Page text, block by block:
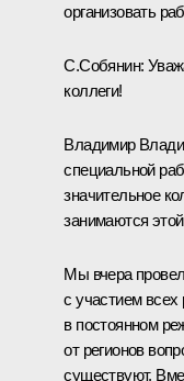
организовать
С.Собянин:
коллеги!
Владимир
специальной
значительное
занимаются
Мы вчера
с участием
в постоянном
от регионов
существуют.